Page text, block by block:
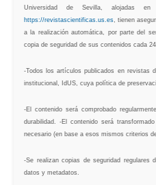
Universidad de Sevilla, alojadas
https://revistascientificas.us.es, tienen
a la realización automática, por parte del
copia de seguridad de sus contenidos cada
-Todos los artículos publicados en revistas
institucional, IdUS, cuya política de
-El contenido será comprobado
durabilidad. -El contenido será
necesario (en base a esos mismos criterios
-Se realizan copias de seguridad regulares
datos y metadatos.